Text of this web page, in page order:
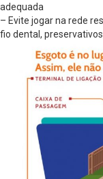
adequada
– Evite jogar na rede
fio dental,